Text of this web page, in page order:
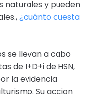
naturales y pueden
¿cuánto cuesta
se llevan a cabo
de I+D+i de HSN,
la evidencia
Su accion